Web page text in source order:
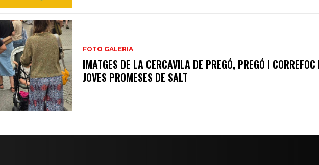
FOTO GALERIA
IMATGES DE LA CERCAVILA DE PREGÓ, PREGÓ I CORREFOC
JOVES PROMESES DE SALT